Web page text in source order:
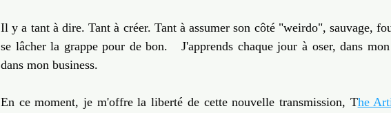
Il y a tant à dire. Tant à créer. Tant à assumer son côté "weirdo", sauvage,
se lâcher la grappe pour de bon.   J'apprends chaque jour à oser, dans
dans mon business.
En ce moment, je m'offre la liberté de cette nouvelle transmission, The